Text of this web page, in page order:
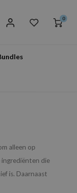
0
alleen op
die
is. Daarnaast